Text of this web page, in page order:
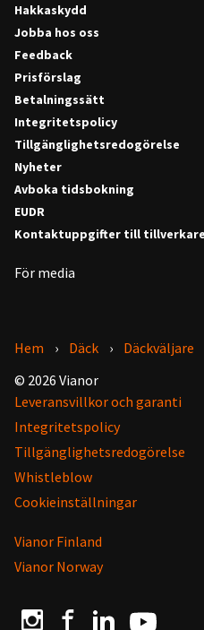
Hakkaskydd
Jobba hos oss
Feedback
Prisförslag
Betalningssätt
Integritetspolicy
Tillgänglighetsredogörelse
Nyheter
Avboka tidsbokning
EUDR
Kontaktuppgifter till tillverkare
För media
Hem Däck Däckväljare
© 2026 Vianor
Leveransvillkor och garanti
Integritetspolicy
Tillgänglighetsredogörelse
Whistleblow
Cookieinställningar
Vianor Finland
Vianor Norway